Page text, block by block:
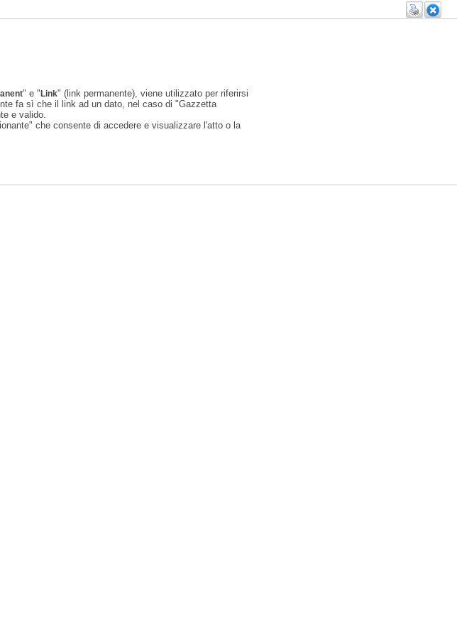
" e "Link" (link permanente), viene utilizzato per riferirsi
fa sì che il link ad un dato, nel caso di "Gazzetta
e valido.
che consente di accedere e visualizzare l'atto o la